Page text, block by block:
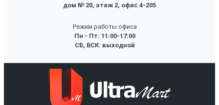
дом № 20, этаж 2, офис 4-205
Режим работы офиса
Пн - Пт: 11:00-17:00
СБ, ВСК: выходной